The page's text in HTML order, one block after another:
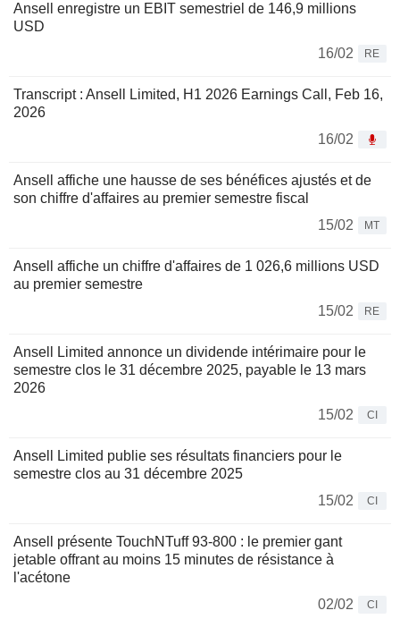
Ansell enregistre un EBIT semestriel de 146,9 millions
USD
16/02
RE
Transcript : Ansell Limited, H1 2026 Earnings Call, Feb 16,
2026
16/02
Ansell affiche une hausse de ses bénéfices ajustés et de
son chiffre d'affaires au premier semestre fiscal
15/02
MT
Ansell affiche un chiffre d'affaires de 1 026,6 millions USD
au premier semestre
15/02
RE
Ansell Limited annonce un dividende intérimaire pour le
semestre clos le 31 décembre 2025, payable le 13 mars
2026
15/02
CI
Ansell Limited publie ses résultats financiers pour le
semestre clos au 31 décembre 2025
15/02
CI
Ansell présente TouchNTuff 93-800 : le premier gant
jetable offrant au moins 15 minutes de résistance à
l'acétone
02/02
CI